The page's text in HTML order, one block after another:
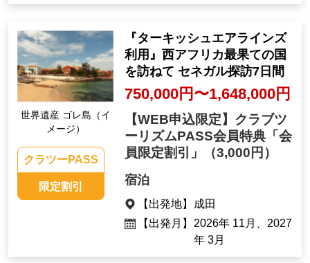
世界遺産 ゴレ島（イ
メージ）
クラツーPASS
限定割引
『ターキッシュエアラインズ
利用』西アフリカ最果ての国
を訪ねて セネガル探訪7日間
750,000円〜1,648,000円
【WEB申込限定】クラブツ
ーリズムPASS会員特典「会
員限定割引」
（3,000円）
宿泊
【出発地】
成田
【出発月】 2026年 11月、2027
年 3月